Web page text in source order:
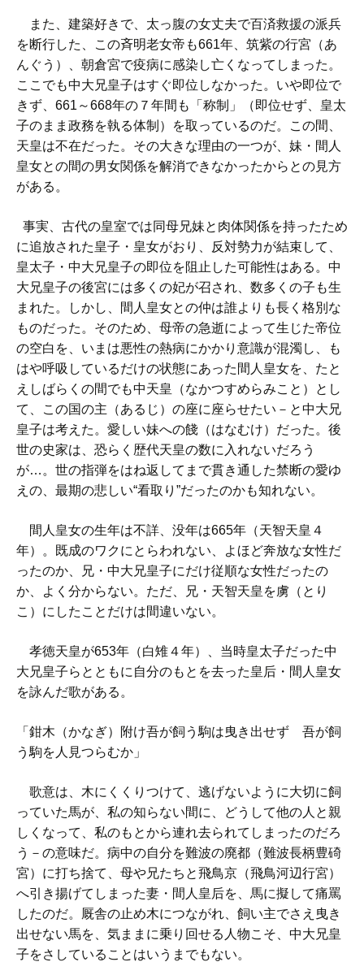
また、建築好きで、太っ腹の女丈夫で百済救援の派兵
を断行した、この斉明老女帝も661年、筑紫の行宮（あ
んぐう）、朝倉宮で疫病に感染し亡くなってしまった。
ここでも中大兄皇子はすぐ即位しなかった。いや即位で
きず、661～668年の７年間も「称制」（即位せず、皇太
子のまま政務を執る体制）を取っているのだ。この間、
天皇は不在だった。その大きな理由の一つが、妹・間人
皇女との間の男女関係を解消できなかったからとの見方
がある。
事実、古代の皇室では同母兄妹と肉体関係を持ったため
に追放された皇子・皇女がおり、反対勢力が結束して、
皇太子・中大兄皇子の即位を阻止した可能性はある。中
大兄皇子の後宮には多くの妃が召され、数多くの子も生
まれた。しかし、間人皇女との仲は誰よりも長く格別な
ものだった。そのため、母帝の急逝によって生じた帝位
の空白を、いまは悪性の熱病にかかり意識が混濁し、も
はや呼吸しているだけの状態にあった間人皇女を、たと
えしばらくの間でも中天皇（なかつすめらみこと）とし
て、この国の主（あるじ）の座に座らせたい－と中大兄
皇子は考えた。愛しい妹への餞（はなむけ）だった。後
世の史家は、恐らく歴代天皇の数に入れないだろう
が…。世の指弾をはね返してまで貫き通した禁断の愛ゆ
えの、最期の悲しい“看取り”だったのかも知れない。
間人皇女の生年は不詳、没年は665年（天智天皇４
年）。既成のワクにとらわれない、よほど奔放な女性だ
ったのか、兄・中大兄皇子にだけ従順な女性だったの
か、よく分からない。ただ、兄・天智天皇を虜（とり
こ）にしたことだけは間違いない。
孝徳天皇が653年（白雉４年）、当時皇太子だった中
大兄皇子らとともに自分のもとを去った皇后・間人皇女
を詠んだ歌がある。
「鉗木（かなぎ）附け吾が飼う駒は曳き出せず 吾が飼
う駒を人見つらむか」
歌意は、木にくくりつけて、逃げないように大切に飼
っていた馬が、私の知らない間に、どうして他の人と親
しくなって、私のもとから連れ去られてしまったのだろ
う－の意味だ。病中の自分を難波の廃都（難波長柄豊碕
宮）に打ち捨て、母や兄たちと飛鳥京（飛鳥河辺行宮）
へ引き揚げてしまった妻・間人皇后を、馬に擬して痛罵
したのだ。厩舎の止め木につながれ、飼い主でさえ曳き
出せない馬を、気ままに乗り回せる人物こそ、中大兄皇
子をさしていることはいうまでもない。